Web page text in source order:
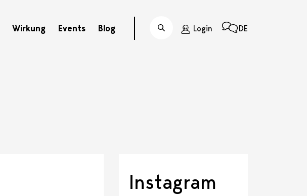
Wirkung Events Blog Suche Login DE
Instagram